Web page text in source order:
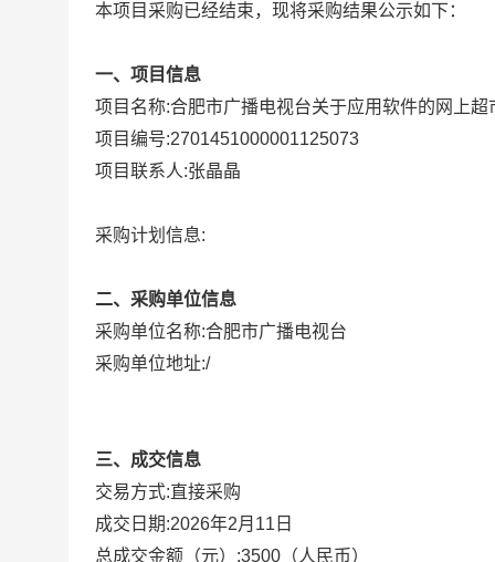
本项目采购已经结束，现将采购结果公示如下：
一、项目信息
项目名称:合肥市广播电视台关于应用软件的网上超
项目编号:2701451000001125073
项目联系人:张晶晶
采购计划信息:
二、采购单位信息
采购单位名称:合肥市广播电视台
采购单位地址:/
三、成交信息
交易方式:直接采购
成交日期:2026年2月11日
总成交金额（元）:3500 （人民币）